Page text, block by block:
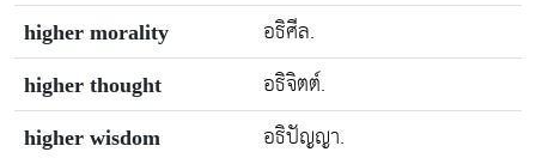
higher morality อธิศีล.
higher thought อธิจิตต์.
higher wisdom อธิปัญญา.